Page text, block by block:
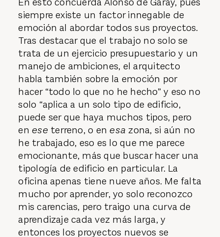
siempre existe un factor innegable de
emoción al abordar todos sus proyectos.
Tras destacar que el trabajo no solo se
trata de un ejercicio presupuestario y un
manejo de ambiciones, el arquitecto
habla también sobre la emoción por
hacer “todo lo que no he hecho” y eso no
solo “aplica a un solo tipo de edificio,
puede ser que haya muchos tipos, pero
enese terreno, o enesa zona, si aún no
he trabajado, eso es lo que me parece
emocionante, más que buscar hacer una
tipología de edificio en particular. La
oficina apenas tiene nueve años. Me falta
mucho por aprender, yo solo reconozco
mis carencias, pero traigo una curva de
aprendizaje cada vez más larga, y
entonces los proyectos nuevos se